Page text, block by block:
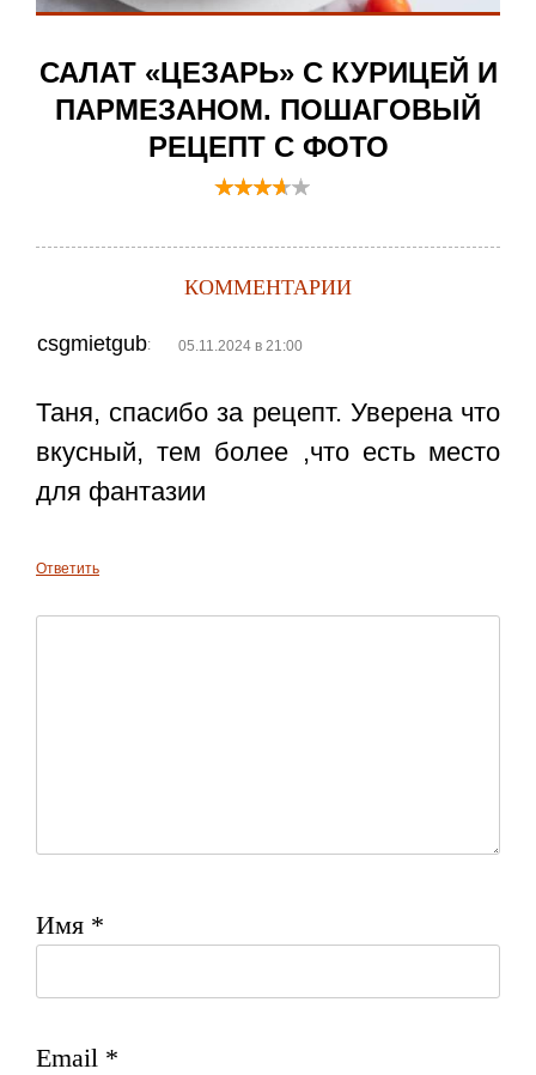
САЛАТ «ЦЕЗАРЬ» С КУРИЦЕЙ И
ПАРМЕЗАНОМ. ПОШАГОВЫЙ
РЕЦЕПТ С ФОТО
КОММЕНТАРИИ
csgmietgub: 05.11.2024 в 21:00
Таня, спасибо за рецепт. Уверена что
вкусный, тем более ,что есть место
для фантазии
Ответить
Имя *
Email *